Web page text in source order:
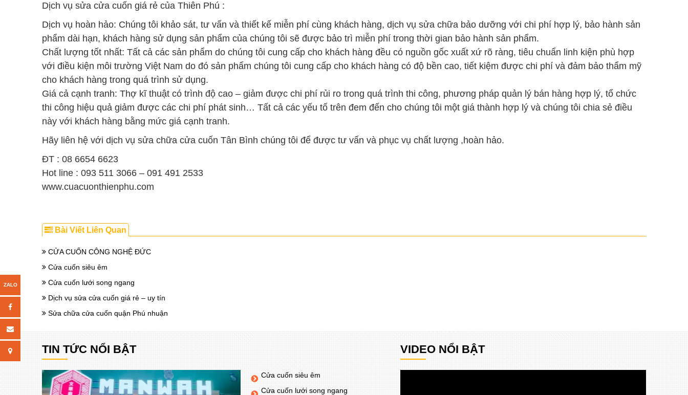
Dịch vụ sửa cửa cuốn giá rẻ của Thiên Phú :
Dịch vụ hoàn hảo: Chúng tôi khảo sát, tư vấn và thiết kế miễn phí cùng khách hàng, dịch vụ sửa chữa bảo dưỡng với chi phí hợp lý, bảo hành sản
phẩm dài hạn, khách hàng sử dụng sản phẩm của chúng tôi sẽ được bảo trì miễn phí trong thời gian bảo hành sản phẩm.
Chất lượng tốt nhất: Tất cả các sản phẩm do chúng tôi cung cấp cho khách hàng đều có nguồn gốc xuất xứ rõ ràng, tiêu chuẩn linh kiện phù hợp
với điều kiện môi trường Việt Nam do đó sản phẩm chúng tôi cung cấp cho khách hàng có độ bền cao, tiết kiệm được chi phí và đảm bảo thẩm mỹ
cho khách hàng trong quá trình sử dụng.
Giá cả cạnh tranh: Thợ kĩ thuật có trình độ cao – giảm được chi phí rủi ro trong quá trình thi công, phương pháp quản lý bán hàng hợp lý, tổ chức
thi công hiệu quả giảm được các chi phí phát sinh… Tất cả các yếu tố trên đem đến cho chúng tôi một giá thành hợp lý và chúng tôi chia sẻ điều
này với khách hàng bằng mức giá cạnh tranh.
Hãy liên hệ với dịch vụ sửa chữa cửa cuốn Tân Bình chúng tôi để được tư vấn và phục vụ chất lượng ,hoàn hảo.
ĐT : 08 6654 6623
Hot line : 093 511 3066 – 091 491 2533
www.cuacuonthienphu.com
Bài Viết Liên Quan
CỬA CUỐN CÔNG NGHỆ ĐỨC
Cửa cuốn siêu êm
Cửa cuốn lưới song ngang
Dịch vụ sửa cửa cuốn giá rẻ – uy tín
Sửa chữa cửa cuốn quận Phú nhuận
TIN TỨC NỔI BẬT
Cửa cuốn siêu êm
Cửa cuốn lưới song ngang
VIDEO NỔI BẬT